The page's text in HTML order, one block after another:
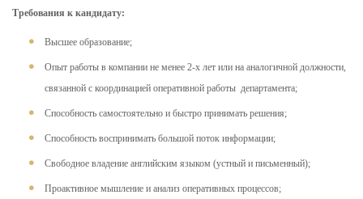
Требования к кандидату:
Высшее образование;
Опыт работы в компании не менее 2-х лет или на аналогичной должности,
связанной с координацией оперативной работы департамента;
Способность самостоятельно и быстро принимать решения;
Способность воспринимать большой поток информации;
Свободное владение английским языком (устный и письменный);
Проактивное мышление и анализ оперативных процессов;